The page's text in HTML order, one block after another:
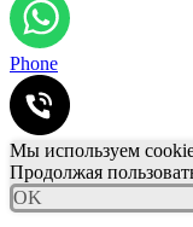
Phone
Мы используем
Продолжая
OK